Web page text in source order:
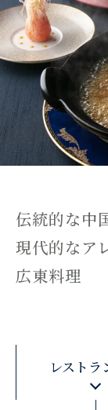
伝統的な中
現代的なア
広東料理
レストラ